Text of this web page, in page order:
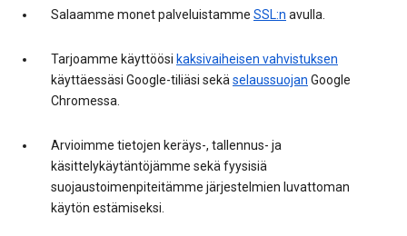
Salaamme monet palveluistamme SSL:n avulla.
Tarjoamme käyttöösi kaksivaiheisen vahvistuksen
käyttäessäsi Google-tiliäsi sekäselaussuojan Google
Chromessa.
Arvioimme tietojen keräys-, tallennus- ja
käsittelykäytäntöjämme sekä fyysisiä
suojaustoimenpiteitämme järjestelmien luvattoman
käytön estämiseksi.